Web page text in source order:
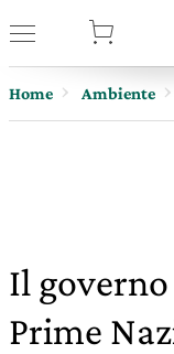
Home Ambiente
Il governo
Prime